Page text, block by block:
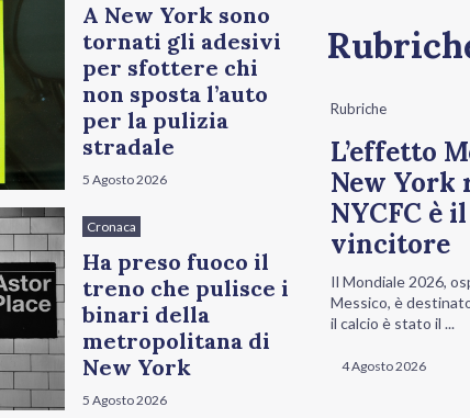
A New York sono
tornati gli adesivi
per sfottere chi
non sposta l’auto
per la pulizia
stradale
5 Agosto 2026
Cronaca
Ha preso fuoco il
treno che pulisce i
binari della
metropolitana di
New York
5 Agosto 2026
Rubriche
L’effetto
New York
NYCFC è
vincitore
Il Mondiale 2026,
Messico, è
il calcio è stato il ...
4 Agosto 2026